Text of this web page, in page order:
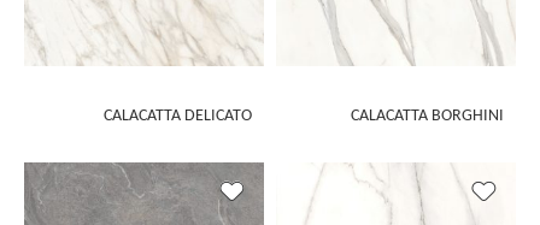
CALACATTA BORGHINI
CALACATTA DELICATO